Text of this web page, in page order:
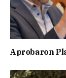
Aprobaron